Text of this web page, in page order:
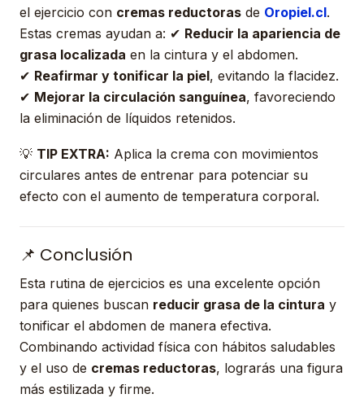
el ejercicio con cremas reductoras de Oropiel.cl.
Estas cremas ayudan a: ✔ Reducir la apariencia de
grasa localizada en la cintura y el abdomen.
✔ Reafirmar y tonificar la piel, evitando la flacidez.
✔ Mejorar la circulación sanguínea, favoreciendo
la eliminación de líquidos retenidos.
💡 TIP EXTRA: Aplica la crema con movimientos
circulares antes de entrenar para potenciar su
efecto con el aumento de temperatura corporal.
📌 Conclusión
Esta rutina de ejercicios es una excelente opción
para quienes buscan reducir grasa de la cintura y
tonificar el abdomen de manera efectiva.
Combinando actividad física con hábitos saludables
y el uso de cremas reductoras, lograrás una figura
más estilizada y firme.